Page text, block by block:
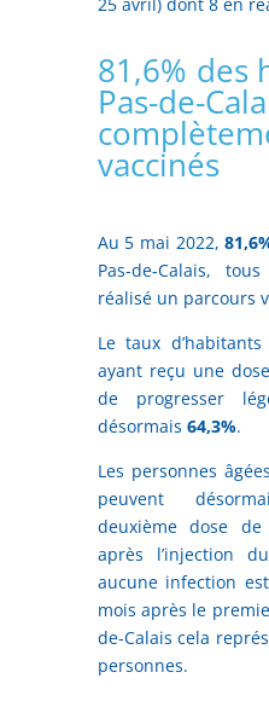
81,6% des
Pas-de-
vaccinés
Au 5 mai 2022,
Pas-de-Calais,
réalisé un parcours
Le taux
ayant reçu une
de progresser
désormais 64,3%.
Les personnes
peuvent
deuxième dose
après l’injection
aucune infection
mois après le
de-Calais cela
personnes.